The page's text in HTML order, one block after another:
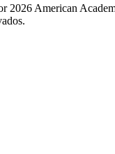
2026 American